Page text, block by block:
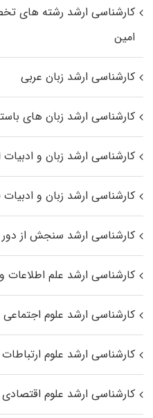
کارشناسی ارشد رﺷﺘﻪ ﻫﺎی
اﻣﻴﻦ
کارشناسی ارشد زبان عربی
کارشناسی ارشد زبان‌ های
کارشناسی ارشد زبان و ادبیات
کارشناسی ارشد زبان و
کارشناسی ارشد سنجش از
کارشناسی ارشد علم
کارشناسی ارشد علوم اجتماعی
کارشناسی ارشد علوم
کارشناسی ارشد علوم اقتصادی